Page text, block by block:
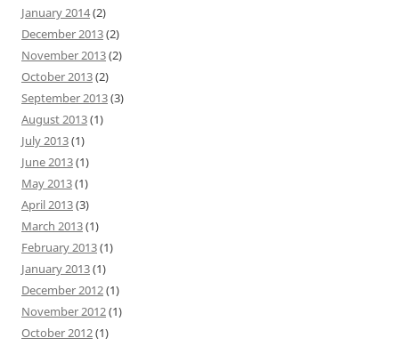
January 2014(2)
December 2013(2)
November 2013(2)
October 2013(2)
September 2013(3)
August 2013(1)
July 2013(1)
June 2013(1)
May 2013(1)
April 2013(3)
March 2013(1)
February 2013(1)
January 2013(1)
December 2012(1)
November 2012(1)
October 2012(1)